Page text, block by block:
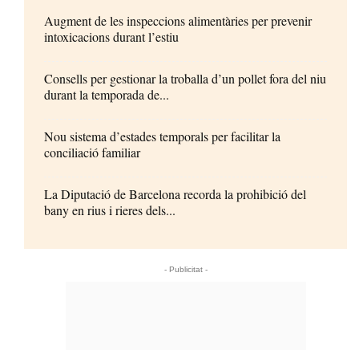
Augment de les inspeccions alimentàries per prevenir
intoxicacions durant l’estiu
Consells per gestionar la troballa d’un pollet fora del niu
durant la temporada de...
Nou sistema d’estades temporals per facilitar la
conciliació familiar
La Diputació de Barcelona recorda la prohibició del
bany en rius i rieres dels...
- Publicitat -